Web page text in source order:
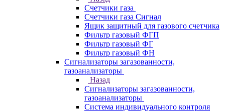
Счетчики газа
Счетчики газа Сигнал
Ящик защитный для газового счетчика
Фильтр газовый ФГП
Фильтр газовый ФГ
Фильтр газовый ФН
Сигнализаторы загазованности,
газоанализаторы
Назад
Сигнализаторы загазованности,
газоанализаторы
Система индивидуального контроля